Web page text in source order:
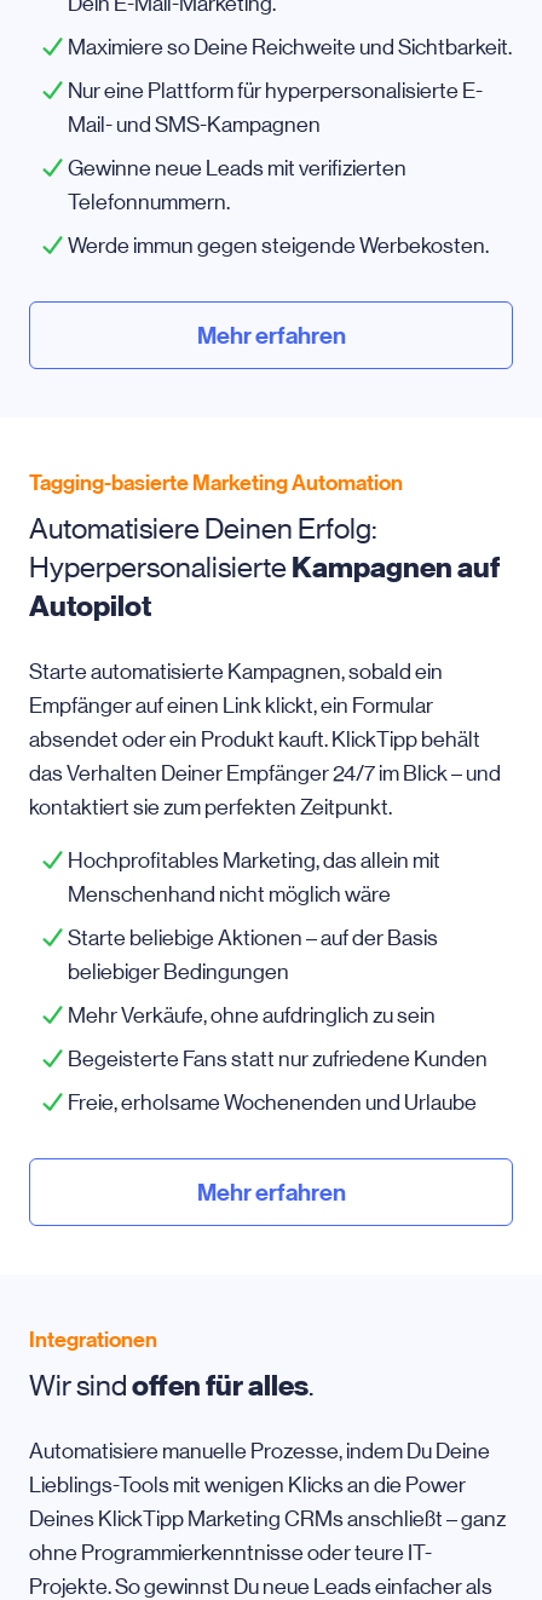
Maximiere so Deine Reichweite und Sichtbarkeit.
Nur eine Plattform für hyperpersonalisierte E-
Mail- und SMS-Kampagnen
Gewinne neue Leads mit verifizierten
Telefonnummern.
Werde immun gegen steigende Werbekosten.
Mehr erfahren
Tagging-basierte Marketing Automation
Automatisiere Deinen Erfolg:
HyperpersonalisierteKampagnen auf
Autopilot
Starte automatisierte Kampagnen, sobald ein
Empfänger auf einen Link klickt, ein Formular
absendet oder ein Produkt kauft. KlickTipp behält
das Verhalten Deiner Empfänger 24/7 im Blick – und
kontaktiert sie zum perfekten Zeitpunkt.
Hochprofitables Marketing, das allein mit
Menschenhand nicht möglich wäre
Starte beliebige Aktionen – auf der Basis
beliebiger Bedingungen
Mehr Verkäufe, ohne aufdringlich zu sein
Begeisterte Fans statt nur zufriedene Kunden
Freie, erholsame Wochenenden und Urlaube
Mehr erfahren
Integrationen
Wir sindoffen für alles.
Automatisiere manuelle Prozesse, indem Du Deine
Lieblings-Tools mit wenigen Klicks an die Power
Deines KlickTipp Marketing CRMs anschließt – ganz
ohne Programmierkenntnisse oder teure IT-
Projekte. So gewinnst Du neue Leads einfacher als